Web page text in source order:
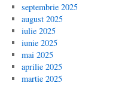
septembrie 2025
august 2025
iulie 2025
iunie 2025
mai 2025
aprilie 2025
martie 2025